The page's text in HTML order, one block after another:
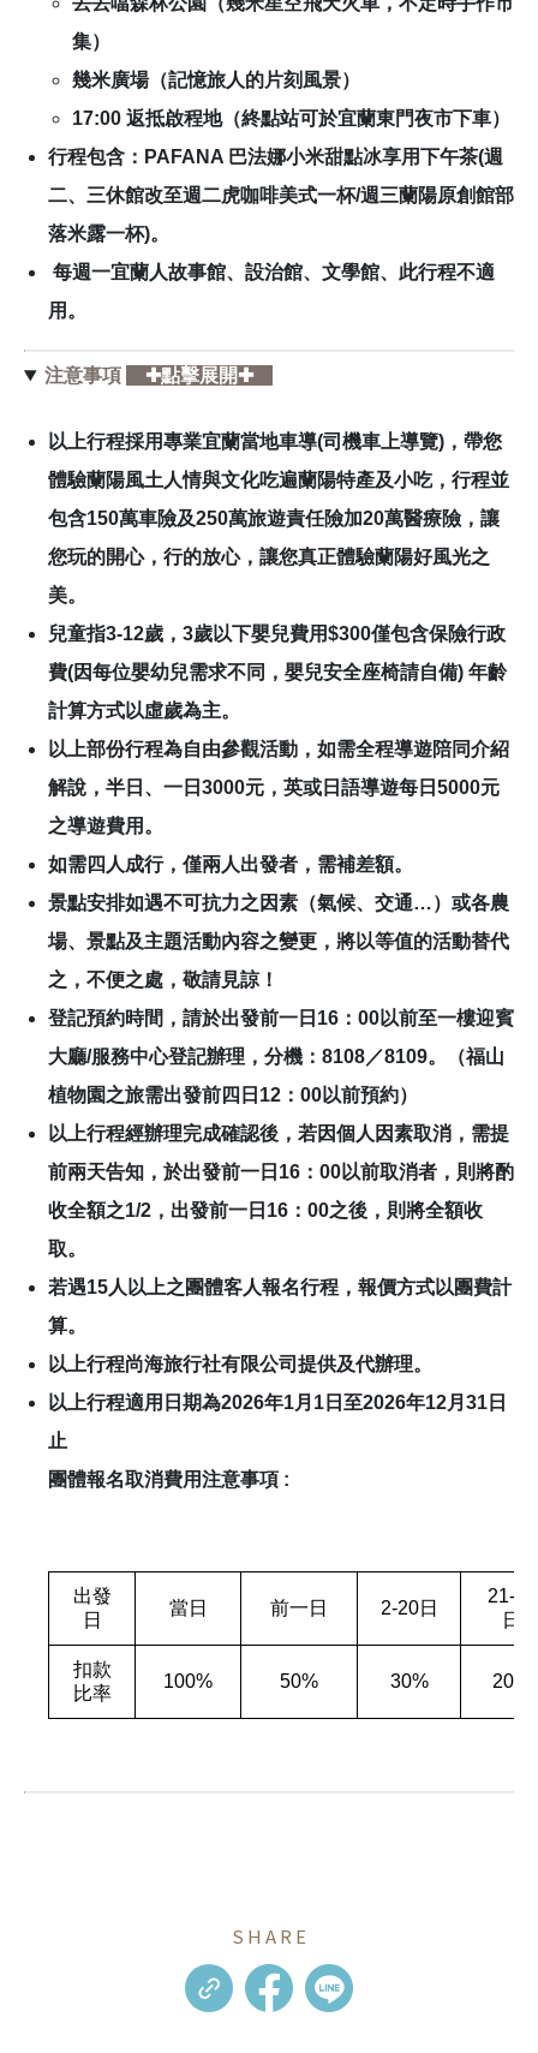
集）
幾米廣場（記憶旅人的片刻風景）
17:00 返抵啟程地（終點站可於宜蘭東門夜市下車）
行程包含： PAFANA 巴法娜小米甜點冰享用下午茶(週
二、三休館改至週二虎咖啡美式一杯/週三蘭陽原創館部
落米露一杯)。
每週一宜蘭人故事館、設治館、文學館、此行程不適
用。
注意事項 ✚點擊展開✚
以上行程採用專業宜蘭當地車導(司機車上導覽)，帶您
體驗蘭陽風土人情與文化吃遍蘭陽特產及小吃，行程並
包含150萬車險及250萬旅遊責任險加20萬醫療險，讓
您玩的開心，行的放心，讓您真正體驗蘭陽好風光之
美。
兒童指3-12歲，3歲以下嬰兒費用$300僅包含保險行政
費(因每位嬰幼兒需求不同，嬰兒安全座椅請自備) 年齡
計算方式以虛歲為主。
以上部份行程為自由參觀活動，如需全程導遊陪同介紹
解說，半日、一日3000元，英或日語導遊每日5000元
之導遊費用。
如需四人成行，僅兩人出發者，需補差額。
景點安排如遇不可抗力之因素（氣候、交通…）或各農
場、景點及主題活動內容之變更，將以等值的活動替代
之，不便之處，敬請見諒！
登記預約時間，請於出發前一日16：00以前至一樓迎賓
大廳/服務中心登記辦理，分機：8108／8109。（福山
植物園之旅需出發前四日12：00以前預約）
以上行程經辦理完成確認後，若因個人因素取消，需提
前兩天告知，於出發前一日16：00以前取消者，則將酌
收全額之1/2，出發前一日16：00之後，則將全額收
取。
若遇15人以上之團體客人報名行程，報價方式以團費計
算。
以上行程尚海旅行社有限公司提供及代辦理。
以上行程適用日期為2026年1月1日至2026年12月31日
止
團體報名取消費用注意事項 :
出發
日
當日 前一日 2-20日
21-30
日
扣款
比率
100% 50% 30% 20%
SHARE